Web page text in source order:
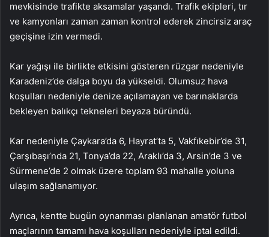
mevkisinde trafikte aksamalar yaşandı. Trafik ekipleri, tır
ve kamyonları zaman zaman kontrol ederek zincirsiz araç
geçişine izin vermedi.
Kar yağışı ile birlikte etkisini gösteren rüzgar nedeniyle
Karadeniz’de dalga boyu da yükseldi. Olumsuz hava
koşulları nedeniyle denize açılamayan ve barınaklarda
bekleyen balıkçı tekneleri beyaza büründü.
Kar nedeniyle Çaykara’da 6, Hayrat’ta 5, Vakfıkebir’de 31,
Çarşıbaşı’nda 21, Tonya’da 22, Araklı’da 3, Arsin’de 3 ve
Sürmene’de 2 olmak üzere toplam 93 mahalle yoluna
ulaşım sağlanamıyor.
Ayrıca, kentte bugün oynanması planlanan amatör futbol
maçlarının tamamı hava koşulları nedeniyle iptal edildi.